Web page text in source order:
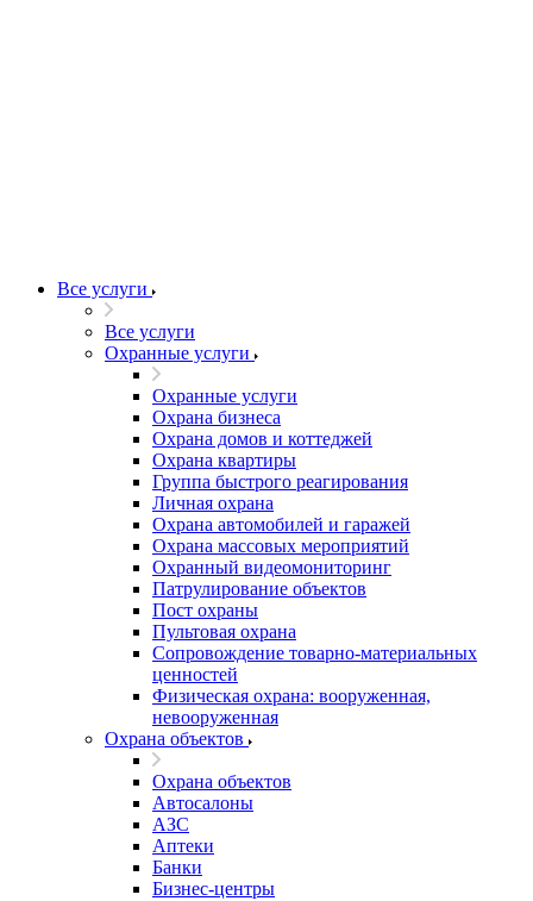
Все услуги
Все услуги
Охранные услуги
Охранные услуги
Охрана бизнеса
Охрана домов и коттеджей
Охрана квартиры
Группа быстрого реагирования
Личная охрана
Охрана автомобилей и гаражей
Охрана массовых мероприятий
Охранный видеомониторинг
Патрулирование объектов
Пост охраны
Пультовая охрана
Сопровождение товарно-материальных
ценностей
Физическая охрана: вооруженная,
невооруженная
Охрана объектов
Охрана объектов
Автосалоны
АЗС
Аптеки
Банки
Бизнес-центры